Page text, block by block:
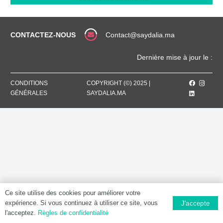
MG,
CONTACTEZ-NOUS Contact@saydalia.ma
Dernière mise à jour le :
CONDITIONS
GÉNÉRALES
COPYRIGHT (©) 2025 |
SAYDALIA.MA
Ce site utilise des cookies pour améliorer votre
expérience. Si vous continuez à utiliser ce site, vous
l'acceptez. Règles de confidentialité
J'accepte